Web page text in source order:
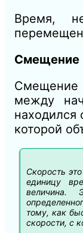
Время,
Смещение
Смещение
между
находился
которой
Скорость
единицу
величина.
тому, как
скорости, с